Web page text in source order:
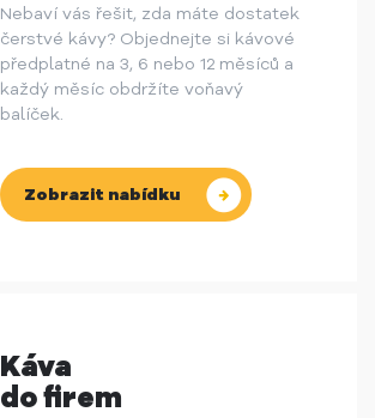
Nebaví vás řešit, zda máte dostatek
čerstvé kávy? Objednejte si kávové
předplatné na 3, 6 nebo 12 měsíců a
každý měsíc obdržíte voňavý
balíček.
Zobrazit nabídku
Káva
do firem